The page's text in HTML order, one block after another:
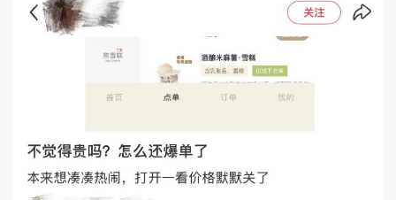
图片源自CHARLIETOWN小程序
奶茶变贵了，消费者会买单吗？